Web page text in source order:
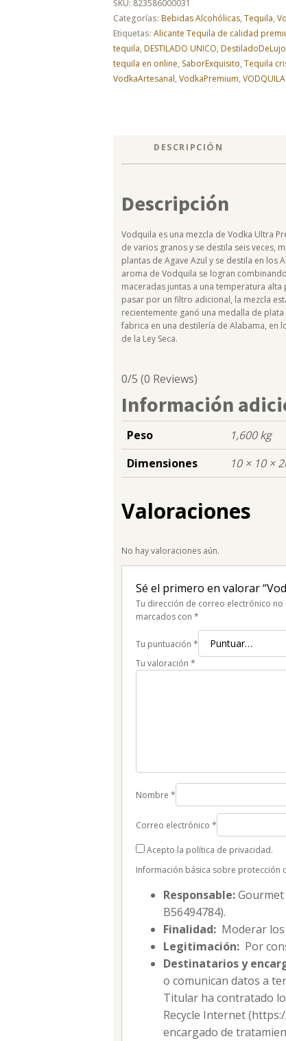
SKU: 823586000031
Categorías: Bebidas Alcohólicas,Tequila,
Etiquetas: Alicante Tequila de calidad
tequila, DESTILADO UNICO, DestiladoDeLujo
tequila en online, SaborExquisito,Tequila
VodkaArtesanal,VodkaPremium,VODQUILA
DESCRIPCIÓN
Descripción
Vodquila es una mezcla de Vodka Ultra
de varios granos y se destila seis veces,
plantas de Agave Azul y se destila en los
aroma de Vodquila se logran
maceradas juntas a una temperatura
pasar por un filtro adicional, la mezcla
recientemente ganó una medalla de
fabrica en una destilería de Alabama, en
de la Ley Seca.
0/5 (0 Reviews)
Información
Peso
1,600 kg
Dimensiones
10 × 10 ×
Valoraciones
No hay valoraciones aún.
Sé el primero en valorar
Tu dirección de correo electrónico no
marcados con *
Tu puntuación *
Tu valoración *
Nombre *
Correo electrónico *
Acepto la política de privacidad.
Información básica sobre protección
Responsable:Gourmet
B56494784).
Finalidad: Moderar
Legitimación: Por
Destinatarios y
o comunican datos a
Titular ha contratado
Recycle Internet
encargado de